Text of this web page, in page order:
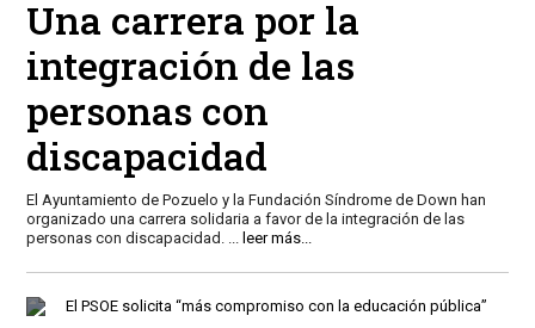
Una carrera por la
integración de las
personas con
discapacidad
El Ayuntamiento de Pozuelo y la Fundación Síndrome de Down han
organizado una carrera solidaria a favor de la integración de las
personas con discapacidad.
leer más...